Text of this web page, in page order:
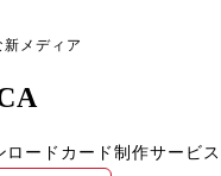
新メディア
ードカード制作サービス